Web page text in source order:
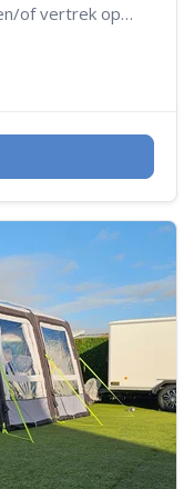
of vertrek op